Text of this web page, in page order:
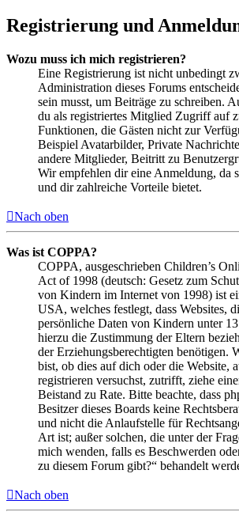
Registrierung und
Wozu muss ich mich registrieren?
Eine Registrierung ist nicht unbedingt
Administration dieses Forums
sein musst, um Beiträge zu schreiben.
du als registriertes Mitglied Zugriff auf
Funktionen, die Gästen nicht zur
Beispiel Avatarbilder, Private
andere Mitglieder, Beitritt zu
Wir empfehlen dir eine Anmeldung, da
und dir zahlreiche Vorteile bietet.
Nach oben
Was ist COPPA?
COPPA, ausgeschrieben Children’s
Act of 1998 (deutsch: Gesetz zum
von Kindern im Internet von 1998) ist
USA, welches festlegt, dass Websites,
persönliche Daten von Kindern unter 13
hierzu die Zustimmung der Eltern
der Erziehungsberechtigten benötigen.
bist, ob dies auf dich oder die Website,
registrieren versuchst, zutrifft, ziehe
Beistand zu Rate. Bitte beachte, dass
Besitzer dieses Boards keine
und nicht die Anlaufstelle für
Art ist; außer solchen, die unter der
mich wenden, falls es Beschwerden
zu diesem Forum gibt?“ behandelt
Nach oben